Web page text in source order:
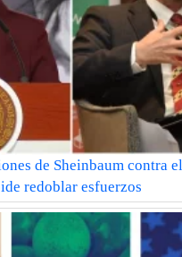
de Sheinbaum contra el
redoblar esfuerzos